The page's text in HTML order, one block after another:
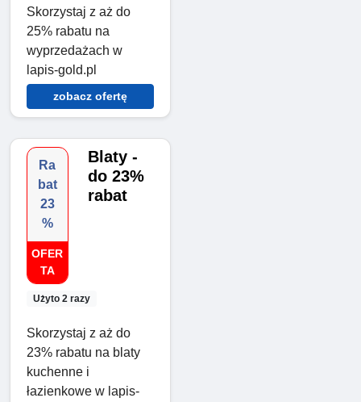
Skorzystaj z aż do
25% rabatu na
wyprzedażach w
lapis-gold.pl
zobacz ofertę
Ra
bat
23
%
OFER
TA
Użyto 2 razy
Blaty -
do 23%
rabat
Skorzystaj z aż do
23% rabatu na blaty
kuchenne i
łazienkowe w lapis-